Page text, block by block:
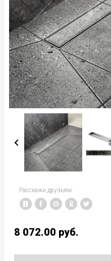
Расскажи друзьям:
8 072.00 руб.